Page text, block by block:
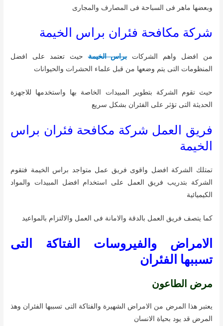
وبعضها ماهر فى السباحة فى المصارف والمجارى
شركة مكافحة فئران براس الخيمة
من افضل واهم الشركاتبراس الخيمةحيث تعتمد على افضل
المنظومات التى يتم وضعها من قبل علماء الحشرات والحيوانات
حيث تقوم الشركة بتطوير المبيدات الخاصة بها واستخدمها للاجهزة
الحديثة التى تؤثر على الفئران بشكل سريع
فريق العمل شركة مكافحة فئران براس
الخيمة
تمتلك الشركة افضل واقوى فريق عمل متواجد براس الخيمة فتقوم
الشركة بتدريب فريق العمل على استخدام افضل المبيدات والمواد
الكيميائية
كما يتصف فريق العمل بالدقة والامانة فى العمل والالتزام بالمواعيد
الامراض والفيروسات الفتاكة التى
تسببها الفئران
مرض الطاعون
يعتبر هذا المرض من الامراض الشهيرة والفتاكة التى تسببها الفئران وهذ
المرض قد يود بحياة الانسان